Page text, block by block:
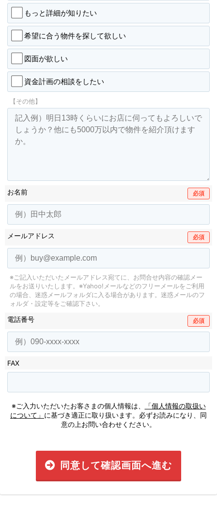
もっと詳細が知りたい
希望に合う物件を探して欲しい
図面が欲しい
資金計画の相談をしたい
【その他】
お名前 必須
メールアドレス 必須
※ご記入いただいたメールアドレス宛てに、お問合せ内容の確認メー
ルをお送りいたします。 ※Yahoo!メールなどのフリーメールをご利用
の場合、迷惑メールフォルダに入る場合があります。 迷惑メールのフ
ォルダ・設定等をご確認下さい。
電話番号 必須
FAX
※ご入力いただいたお客さまの個人情報は、
「個人情報の取扱い
について」 に基づき適正に取り扱います。必ずお読みになり、同
意の上お問い合わせください。
同意して確認画面へ進む